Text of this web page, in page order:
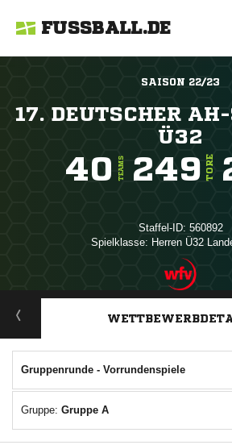
FUSSBALL.DE
SAISON 22/23
17. DEUTSCHER
Ü32
40 TEAMS 249 TORE
Staffel-ID: 560892
Spielklasse: Herren Ü32
ANZEIGE
Gruppenrunde - Vorrundenspiele
Gruppe: Gruppe A